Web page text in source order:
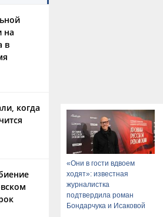
на
в
когда
«Они в гости вдвоем
ходят»: известная
журналистка
подтвердила роман
Бондарчука и Исаковой